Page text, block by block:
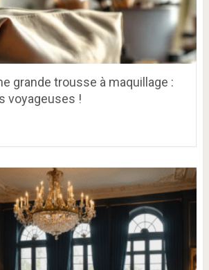
grande trousse à maquillage :
voyageuses !